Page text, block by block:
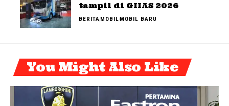
tampil di GIIAS 2026
BERITAMOBILMOBIL BARU
You Might Also Like